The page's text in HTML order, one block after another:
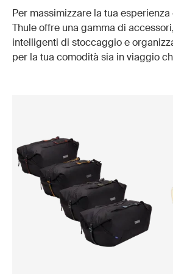
Per massimizzare la tua
Thule offre una gamma di
intelligenti di stoccaggio e
per la tua comodità sia in viaggio